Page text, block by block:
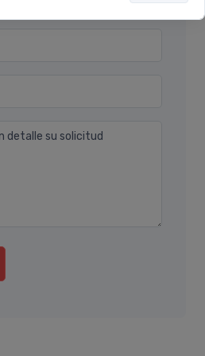
detalle su solicitud